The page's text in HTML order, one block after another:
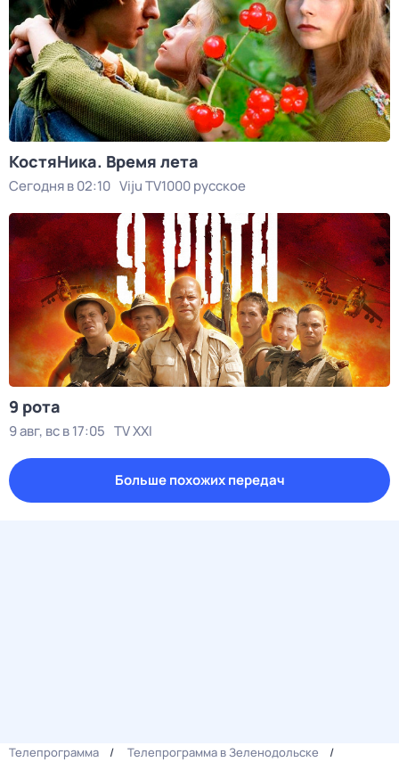
КостяНика. Время лета
Сегодня в 02:10 Viju TV1000 русское
9 рота
9 авг, вс в 17:05 TV XXI
Больше похожих передач
Телепрограмма
Телепрограмма в Зеленодольске